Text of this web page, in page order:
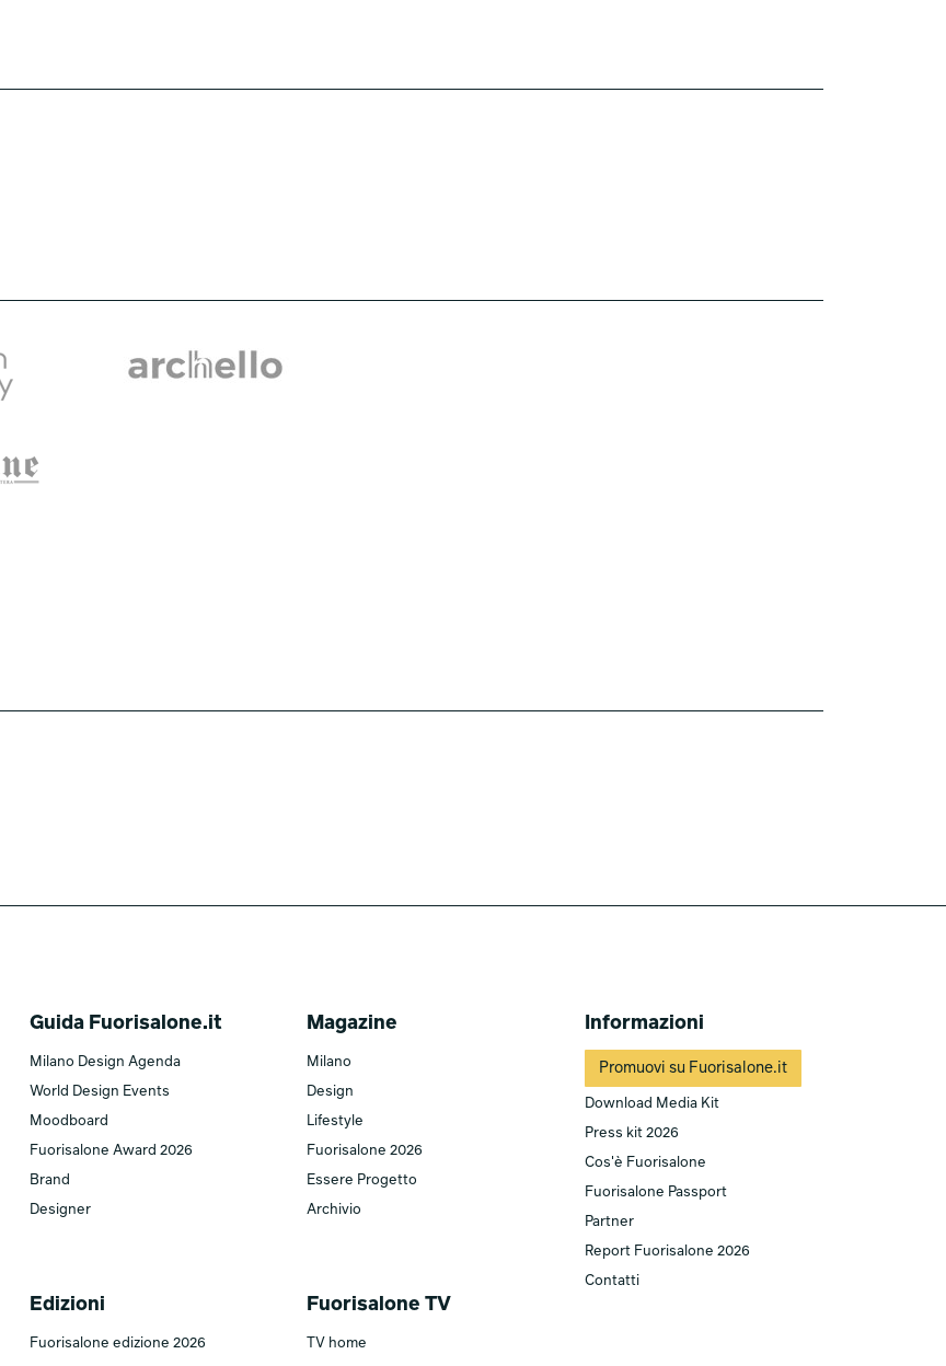
Guida Fuorisalone.it
Milano Design Agenda
World Design Events
Moodboard
Fuorisalone Award 2026
Brand
Designer
Edizioni
Fuorisalone edizione 2026
Magazine
Milano
Design
Lifestyle
Fuorisalone 2026
Essere Progetto
Archivio
Fuorisalone TV
TV home
Informazioni
Promuovi su Fuorisalone.it
Download Media Kit
Press kit 2026
Cos'è Fuorisalone
Fuorisalone Passport
Partner
Report Fuorisalone 2026
Contatti